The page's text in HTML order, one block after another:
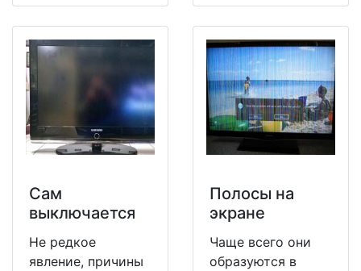
Сам
выключается
Не редкое
явление, причины
Полосы на
экране
Чаще всего они
образуются в